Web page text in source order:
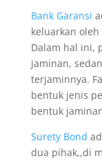
Bank Garansi
keluarkan
Dalam hal ini,
jaminan,
terjaminnya.
bentuk jenis
bentuk
Surety Bond
dua pihak,,di